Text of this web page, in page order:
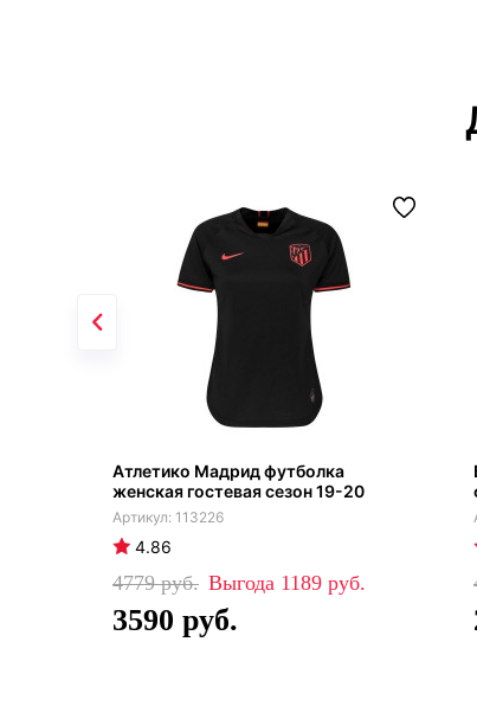
Атлетико Мадрид футболка
женская гостевая сезон 19-20
113226
4.86
4779 1189
3590